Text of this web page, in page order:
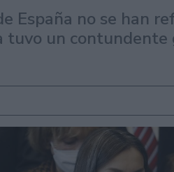
España no se han
tuvo un